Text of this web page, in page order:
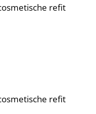
refit
refit